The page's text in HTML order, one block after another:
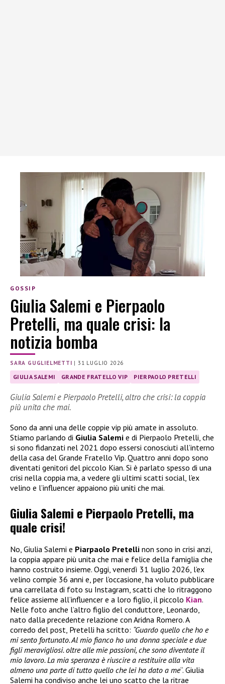
GOSSIP
Giulia Salemi e Pierpaolo
Pretelli, ma quale crisi: la
notizia bomba
SARA GUGLIELMETTI |31 LUGLIO 2026
GIULIA SALEMI GRANDE FRATELLO VIP PIERPAOLO PRETELLI
Giulia Salemi e Pierpaolo Pretelli, altro che crisi: la coppia
più unita che mai.
Sono da anni una delle coppie vip più amate in assoluto.
Stiamo parlando di Giulia Salemi e di Pierpaolo Pretelli, che
si sono fidanzati nel 2021 dopo essersi conosciuti all’interno
della casa del Grande Fratello Vip. Quattro anni dopo sono
diventati genitori del piccolo Kian. Si è parlato spesso di una
crisi nella coppia ma, a vedere gli ultimi scatti social, l’ex
velino e l’influencer appaiono più uniti che mai.
Giulia Salemi e Pierpaolo Pretelli, ma
quale crisi!
No, Giulia Salemi e Piarpaolo Pretelli non sono in crisi anzi,
la coppia appare più unita che mai e felice della famiglia che
hanno costruito insieme. Oggi, venerdì 31 luglio 2026, l’ex
velino compie 36 anni e, per l’occasione, ha voluto pubblicare
una carrellata di foto su Instagram, scatti che lo ritraggono
felice assieme all’influencer e a loro figlio, il piccolo Kian.
Nelle foto anche l’altro figlio del conduttore, Leonardo,
nato dalla precedente relazione con Aridna Romero. A
corredo del post, Pretelli ha scritto: “Guardo quello che ho e
mi sento fortunato. Al mio fianco ho una donna speciale e due
figli meravigliosi. oltre alle mie passioni, che sono diventate il
mio lavoro. La mia speranza è riuscire a restituire alla vita
almeno una parte di tutto quello che lei ha dato a me“. Giulia
Salemi ha condiviso anche lei uno scatto che la ritrae